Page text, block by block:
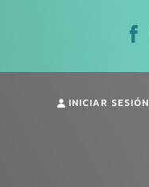
INICIAR SESIÓN